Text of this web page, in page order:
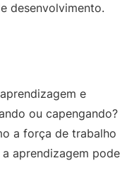
desenvolvimento.
e
ou capengando?
a força de trabalho
aprendizagem pode